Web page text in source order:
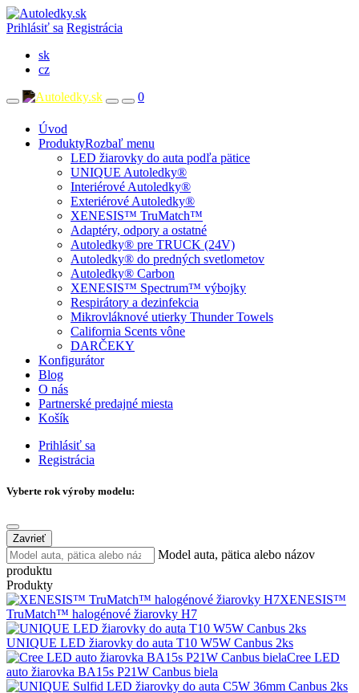
Prihlásiť sa Registrácia
sk
cz
0
Úvod
ProduktyRozbaľ menu
LED žiarovky do auta podľa pätice
UNIQUE Autoledky®
Interiérové Autoledky®
Exteriérové Autoledky®
XENESIS™ TruMatch™
Adaptéry, odpory a ostatné
Autoledky® pre TRUCK (24V)
Autoledky® do predných svetlometov
Autoledky® Carbon
XENESIS™ Spectrum™ výbojky
Respirátory a dezinfekcia
Mikrovláknové utierky Thunder Towels
California Scents vône
DARČEKY
Konfigurátor
Blog
O nás
Partnerské predajné miesta
Košík
Prihlásiť sa
Registrácia
Vyberte rok výroby modelu:
Zavrieť
Model auta, pätica alebo názov
produktu
Produkty
XENESIS™
TruMatch™ halogénové žiarovky H7
UNIQUE LED žiarovky do auta T10 W5W Canbus 2ks
Cree LED
auto žiarovka BA15s P21W Canbus biela